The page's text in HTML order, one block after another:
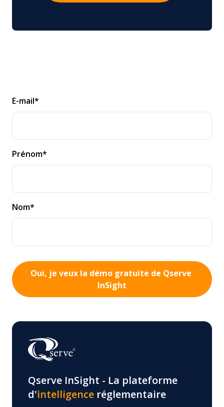
E-mail*
Prénom*
Nom*
Qserve InSight - La plateforme
d'intelligence réglementaire